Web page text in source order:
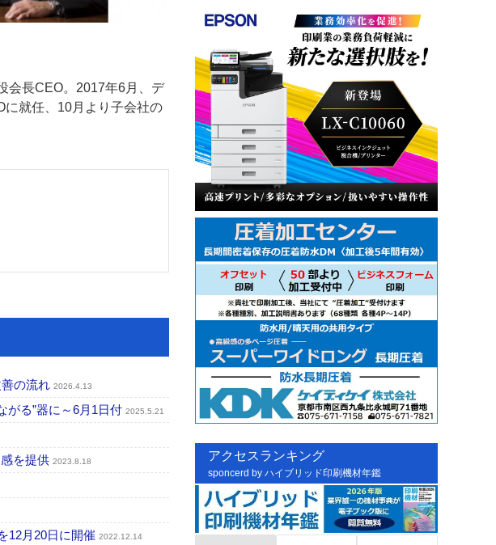
会長CEO。2017年6月、デ
に就任、10月より子会社の
の流れ 2026.4.13
がる”器に～6月1日付 2025.5.21
を提供 2023.8.18
12月20日に開催 2022.12.14
アクセスランキング
sponcerd by ハイブリッド印刷機材年鑑